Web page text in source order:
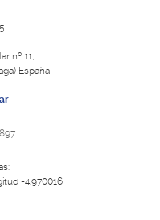
nº 11,
España
-4.970016